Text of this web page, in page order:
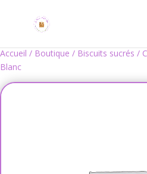
Accueil / Boutique / Biscuits sucrés /
Blanc